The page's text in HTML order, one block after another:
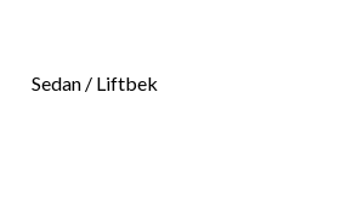
Sedan / Liftbek